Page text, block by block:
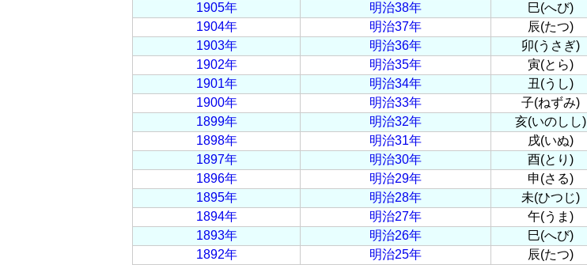
1905年
明治38年 巳(へび)
1904年
明治37年 辰(たつ)
1903年
明治36年 卯(うさぎ)
1902年
明治35年 寅(とら)
1901年
明治34年 丑(うし)
1900年
明治33年 子(ねずみ)
1899年
明治32年 亥(いのしし)
1898年
明治31年 戌(いぬ)
1897年
明治30年 酉(とり)
1896年
明治29年 申(さる)
1895年
明治28年 未(ひつじ)
1894年
明治27年 午(うま)
1893年
明治26年 巳(へび)
1892年
明治25年 辰(たつ)